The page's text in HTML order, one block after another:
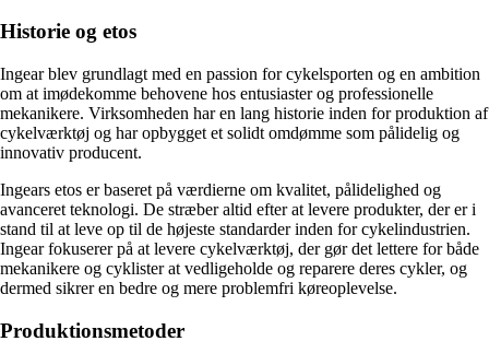
Historie og etos
Ingear blev grundlagt med en passion for cykelsporten og en ambition
om at imødekomme behovene hos entusiaster og professionelle
mekanikere. Virksomheden har en lang historie inden for produktion af
cykelværktøj og har opbygget et solidt omdømme som pålidelig og
innovativ producent.
Ingears etos er baseret på værdierne om kvalitet, pålidelighed og
avanceret teknologi. De stræber altid efter at levere produkter, der er i
stand til at leve op til de højeste standarder inden for cykelindustrien.
Ingear fokuserer på at levere cykelværktøj, der gør det lettere for både
mekanikere og cyklister at vedligeholde og reparere deres cykler, og
dermed sikrer en bedre og mere problemfri køreoplevelse.
Produktionsmetoder